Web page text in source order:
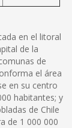
en el litoral
de la
de
el área
en su centro
habitantes; y
de Chile
de 1 000 000